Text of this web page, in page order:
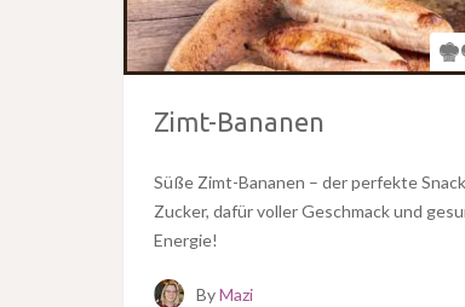
Zimt-Bananen
Süße Zimt-Bananen – der perfekte
Zucker, dafür voller Geschmack und
Energie!
ByMazi